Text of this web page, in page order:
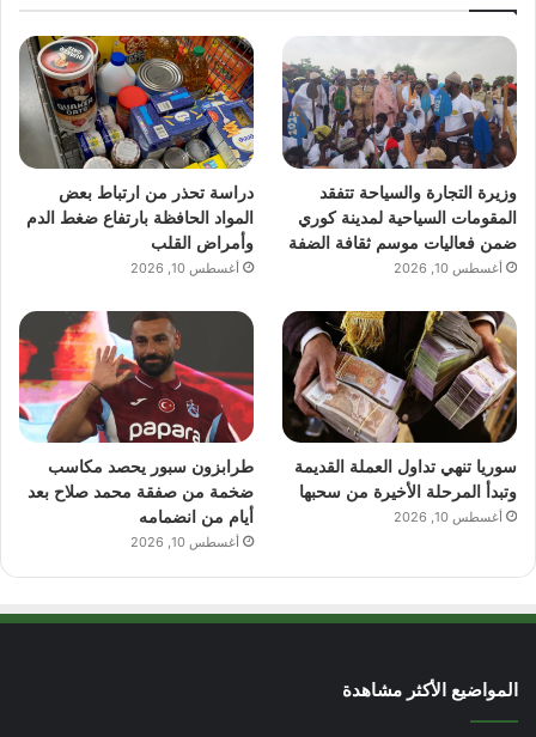
وزيرة التجارة والسياحة تتفقد
المقومات السياحية لمدينة كوري
ضمن فعاليات موسم ثقافة الضفة
أغسطس 10, 2026
دراسة تحذر من ارتباط بعض
المواد الحافظة بارتفاع ضغط الدم
وأمراض القلب
أغسطس 10, 2026
سوريا تنهي تداول العملة القديمة
وتبدأ المرحلة الأخيرة من سحبها
أغسطس 10, 2026
طرابزون سبور يحصد مكاسب
ضخمة من صفقة محمد صلاح بعد
أيام من انضمامه
أغسطس 10, 2026
المواضيع الأكثر مشاهدة